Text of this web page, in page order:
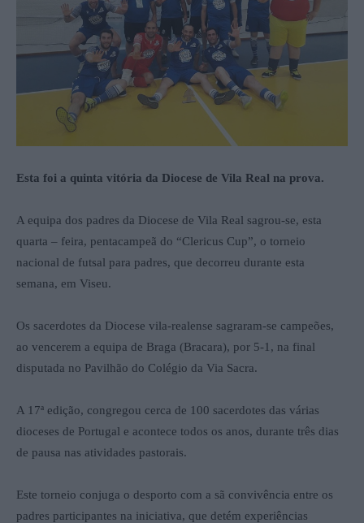
Esta foi a quinta vitória da Diocese de Vila Real na prova.
A equipa dos padres da Diocese de Vila Real sagrou-se, esta
quarta – feira, pentacampeã do “Clericus Cup”, o torneio
nacional de futsal para padres, que decorreu durante esta
semana, em Viseu.
Os sacerdotes da Diocese vila-realense sagraram-se campeões,
ao vencerem a equipa de Braga (Bracara), por 5-1, na final
disputada no Pavilhão do Colégio da Via Sacra.
A 17ª edição, congregou cerca de 100 sacerdotes das várias
dioceses de Portugal e acontece todos os anos, durante três dias
de pausa nas atividades pastorais.
Este torneio conjuga o desporto com a sã convivência entre os
padres participantes na iniciativa, que detém experiências